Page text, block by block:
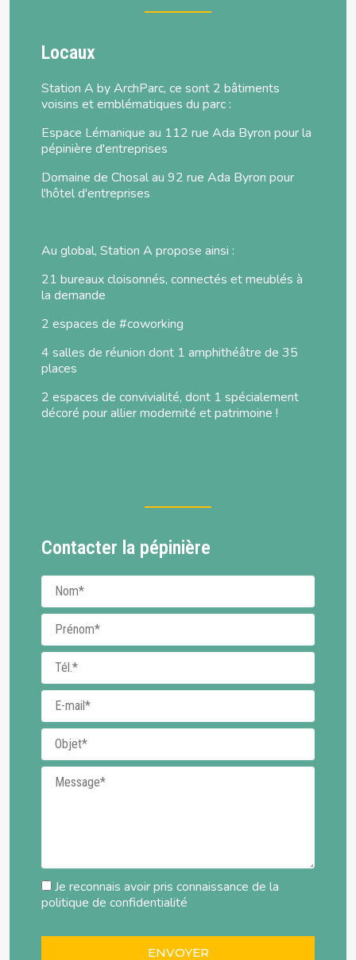
Locaux
Station A by ArchParc, ce sont 2 bâtiments
voisins et emblématiques du parc :
Espace Lémanique au 112 rue Ada Byron pour la
pépinière d'entreprises
Domaine de Chosal au 92 rue Ada Byron pour
l'hôtel d'entreprises
Au global, Station A propose ainsi :
21 bureaux cloisonnés, connectés et meublés à
la demande
2 espaces de #coworking
4 salles de réunion dont 1 amphithéâtre de 35
places
2 espaces de convivialité, dont 1 spécialement
décoré pour allier modernité et patrimoine !
Contacter la pépinière
Nom
Prénom
Téléphone
E-mail
Objet
Message
Je reconnais avoir pris connaissance de la
politique de confidentialité